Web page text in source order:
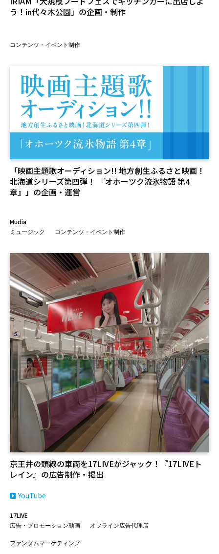
う！in代々木公園」の企画・制作
コンテンツ・イベント制作
「映画主題歌オーディション!! 地方創生ふるさと映画！
北海道シリーズ第四弾！ 『オホーツク流氷物語 第4
章』」の企画・運営
Mudia
ミュージック コンテンツ・イベント制作
京王井の頭線の車両を17LIVEがジャック！『17LIVEト
レイン』の広告制作・掲出
YouTube
17LIVE
広告・プロモーション動画 オフライン広告代理店
ファンダムマーケティング